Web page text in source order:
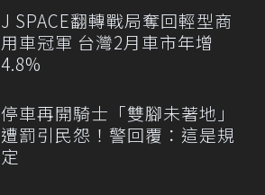
J SPACE翻轉戰局奪回輕型商
用車冠軍 台灣2月車市年增
4.8%
停車再開騎士「雙腳未著地」
遭罰引民怨！警回覆：這是規
定